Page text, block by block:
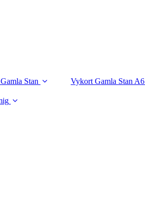
Stan Vykort Gamla Stan A6